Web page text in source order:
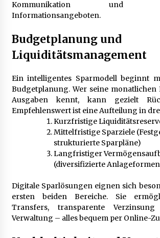
Kommunikation und
Informationsangeboten.
Budgetplanung und
Liquiditätsmanagement
Ein intelligentes Sparmodell beginnt
Budgetplanung. Wer seine monatlichen
Ausgaben kennt, kann gezielt
Empfehlenswert ist eine Aufteilung in
Kurzfristige
Mittelfristige Sparziele
strukturierte Sparpläne)
Langfristiger
(diversifizierte
Digitale Sparlösungen eignen sich
ersten beiden Bereiche. Sie
Transfers, transparente
Verwaltung – alles bequem per Online-